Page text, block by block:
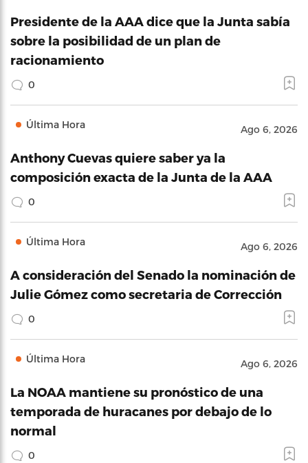
Presidente de la AAA dice que la Junta sabía
sobre la posibilidad de un plan de
racionamiento
0
Última Hora Ago 6, 2026
Anthony Cuevas quiere saber ya la
composición exacta de la Junta de la AAA
0
Última Hora Ago 6, 2026
A consideración del Senado la nominación de
Julie Gómez como secretaria de Corrección
0
Última Hora Ago 6, 2026
La NOAA mantiene su pronóstico de una
temporada de huracanes por debajo de lo
normal
0